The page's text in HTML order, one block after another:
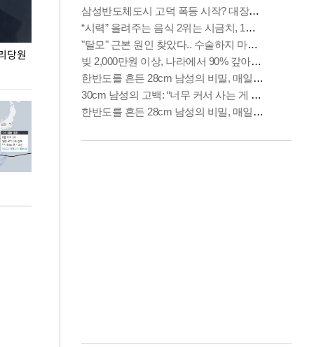
당원
무더위 잊는 도심형 여름 축제 '2026 서울 바캉스 용산어린이정원